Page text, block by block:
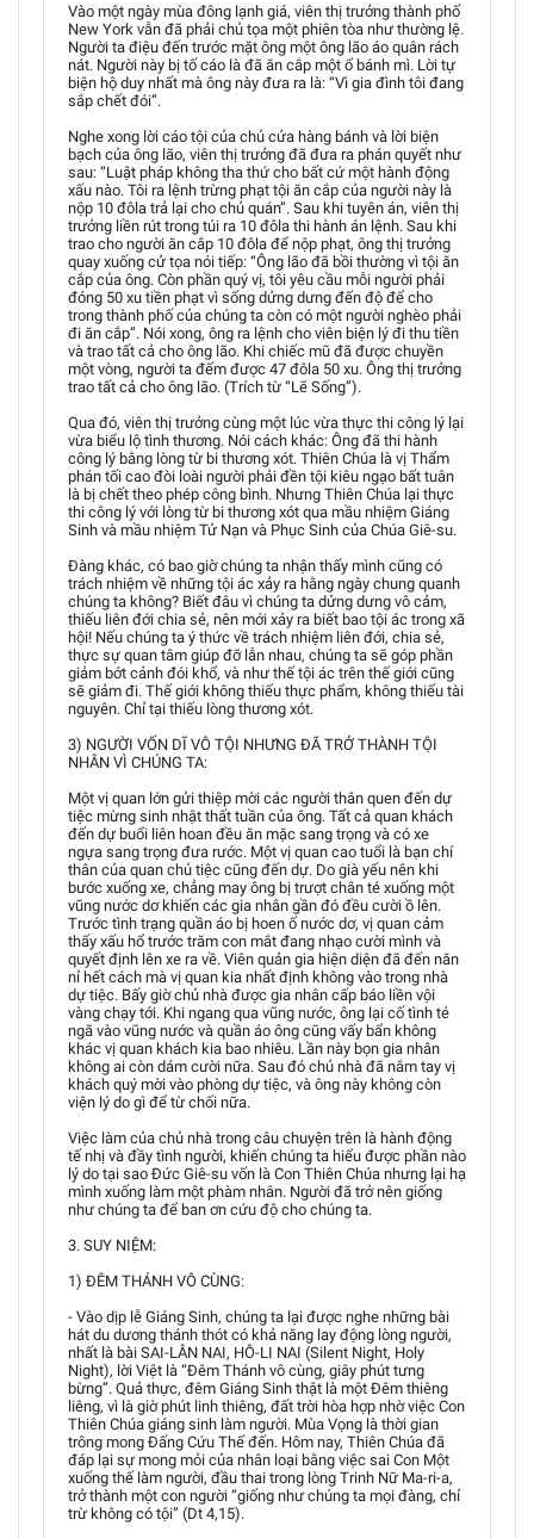
Vào một ngày mùa đông lạnh giá, viên thị trưởng thành phố
New York vẫn đã phải chủ tọa một phiên tòa như thường lệ.
Người ta điệu đến trước mặt ông một ông lão áo quân rách
nát. Người này bị tố cáo là đã ăn cắp một ổ bánh mì. Lời tự
biện hộ duy nhất mà ông này đưa ra là: “Vì gia đình tôi đang
sắp chết đói”.
Nghe xong lời cáo tội của chủ cửa hàng bánh và lời biện
bạch của ông lão, viên thị trưởng đã đưa ra phán quyết như
sau: “Luật pháp không tha thứ cho bất cứ một hành động
xấu nào. Tôi ra lệnh trừng phạt tội ăn cắp của người này là
nộp 10 đôla trả lại cho chủ quán”. Sau khi tuyên án, viên thị
trưởng liền rút trong túi ra 10 đôla thi hành án lệnh. Sau khi
trao cho người ăn cắp 10 đôla để nộp phạt, ông thị trưởng
quay xuống cử tọa nói tiếp: “Ông lão đã bồi thường vì tội ăn
cắp của ông. Còn phần quý vị, tôi yêu cầu mỗi người phải
đóng 50 xu tiền phạt vì sống dửng dưng đến độ để cho
trong thành phố của chúng ta còn có một người nghèo phải
đi ăn cắp”. Nói xong, ông ra lệnh cho viên biện lý đi thu tiền
và trao tất cả cho ông lão. Khi chiếc mũ đã được chuyền
một vòng, người ta đếm được 47 đôla 50 xu. Ông thị trưởng
trao tất cả cho ông lão. (Trích từ “Lẽ Sống”).
Qua đó, viên thị trưởng cùng một lúc vừa thực thi công lý lại
vừa biểu lộ tình thương. Nói cách khác: Ông đã thi hành
công lý bằng lòng từ bi thương xót. Thiên Chúa là vị Thẩm
phán tối cao đòi loài người phải đền tội kiêu ngạo bất tuân
là bị chết theo phép công bình. Nhưng Thiên Chúa lại thực
thi công lý với lòng từ bi thương xót qua mầu nhiệm Giáng
Sinh và mầu nhiệm Tử Nạn và Phục Sinh của Chúa Giê-su.
Đàng khác, có bao giờ chúng ta nhận thấy mình cũng có
trách nhiệm về những tội ác xảy ra hằng ngày chung quanh
chúng ta không? Biết đâu vì chúng ta dửng dưng vô cảm,
thiếu liên đới chia sẻ, nên mới xảy ra biết bao tội ác trong xã
hội! Nếu chúng ta ý thức về trách nhiệm liên đới, chia sẻ,
thực sự quan tâm giúp đỡ lẫn nhau, chúng ta sẽ góp phần
giảm bớt cảnh đói khổ, và như thế tội ác trên thế giới cũng
sẽ giảm đi. Thế giới không thiếu thực phẩm, không thiếu tài
nguyên. Chỉ tại thiếu lòng thương xót.
3) NGƯỜI VỐN DĨ VÔ TỘI NHƯNG ĐÃ TRỞ THÀNH TỘI
NHÂN VÌ CHÚNG TA:
Một vị quan lớn gửi thiệp mời các người thân quen đến dự
tiệc mừng sinh nhật thất tuần của ông. Tất cả quan khách
đến dự buổi liên hoan đều ăn mặc sang trọng và có xe
ngựa sang trọng đưa rước. Một vị quan cao tuổi là bạn chí
thân của quan chủ tiệc cũng đến dự. Do già yếu nên khi
bước xuống xe, chẳng may ông bị trượt chân té xuống một
vũng nước dơ khiến các gia nhân gần đó đều cười ồ lên.
Trước tình trạng quần áo bị hoen ố nước dơ, vị quan cảm
thấy xấu hổ trước trăm con mắt đang nhạo cười mình và
quyết định lên xe ra về. Viên quản gia hiện diện đã đến năn
nỉ hết cách mà vị quan kia nhất định không vào trong nhà
dự tiệc. Bấy giờ chủ nhà được gia nhân cấp báo liền vội
vàng chạy tới. Khi ngang qua vũng nước, ông lại cố tình té
ngã vào vũng nước và quần áo ông cũng vấy bẩn không
khác vị quan khách kia bao nhiêu. Lần này bọn gia nhân
không ai còn dám cười nữa. Sau đó chủ nhà đã nắm tay vị
khách quý mời vào phòng dự tiệc, và ông này không còn
viện lý do gì để từ chối nữa.
Việc làm của chủ nhà trong câu chuyện trên là hành động
tế nhị và đầy tình người, khiến chúng ta hiểu được phần nào
lý do tại sao Đức Giê-su vốn là Con Thiên Chúa nhưng lại hạ
mình xuống làm một phàm nhân. Người đã trở nên giống
như chúng ta để ban ơn cứu độ cho chúng ta.
3. SUY NIỆM:
1) ĐÊM THÁNH VÔ CÙNG:
- Vào dịp lễ Giáng Sinh, chúng ta lại được nghe những bài
hát du dương thánh thót có khả năng lay động lòng người,
nhất là bài SAI-LÂN NAI, HÔ-LI NAI (Silent Night, Holy
Night), lời Việt là “Đêm Thánh vô cùng, giây phút tưng
bừng”. Quả thực, đêm Giáng Sinh thật là một Đêm thiêng
liêng, vì là giờ phút linh thiêng, đất trời hòa hợp nhờ việc Con
Thiên Chúa giáng sinh làm người. Mùa Vọng là thời gian
trông mong Đấng Cứu Thế đến. Hôm nay, Thiên Chúa đã
đáp lại sự mong mỏi của nhân loại bằng việc sai Con Một
xuống thế làm người, đầu thai trong lòng Trinh Nữ Ma-ri-a,
trở thành một con người “giống như chúng ta mọi đàng, chỉ
trừ không có tội” (Dt 4,15).